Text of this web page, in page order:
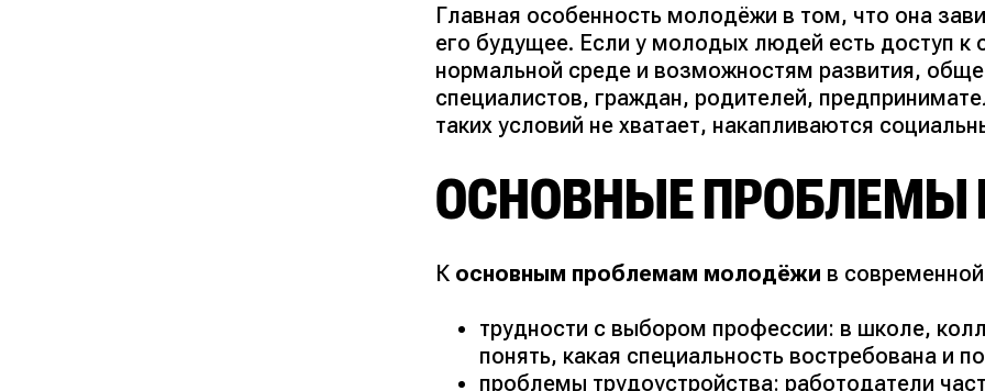
Главная особенность молодёжи в том, что она
его будущее. Если у молодых людей есть доступ к
нормальной среде и возможностям развития,
специалистов, граждан, родителей,
таких условий не хватает, накапливаются
ОСНОВНЫЕ
К основным проблемам молодёжи в
трудности с выбором профессии: в школе,
понять, какая специальность востребована и
проблемы трудоустройства: работодатели